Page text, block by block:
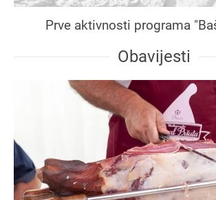
Prve aktivnosti programa
Obavijesti